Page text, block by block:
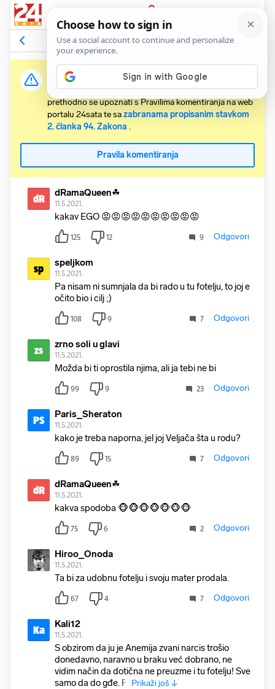
PRIJAVA
Komentari289 Relevantni
Važna obavijest:
Svaki korisnik koji želi komentirati članke obvezan je
prethodno se upoznati s Pravilima komentiranja na web
portalu 24sata te sazabranama propisanim stavkom
2. članka 94. Zakona .
Pravila komentiranja
dR dRamaQueen☘
11.5.2021.
kakav EGO 😡😡😡😡😡😡😡😡😡😡
125 12 9 Odgovori
sp speljkom
11.5.2021.
Pa nisam ni sumnjala da bi rado u tu fotelju, to joj e
očito bio i cilj ;)
108 9 7 Odgovori
zs zrno soli u glavi
11.5.2021.
Možda bi ti oprostila njima, ali ja tebi ne bi
99 9 23 Odgovori
PS Paris_Sheraton
11.5.2021.
kako je treba naporna, jel joj Veljača šta u rodu?
89 15 7 Odgovori
dR dRamaQueen☘
11.5.2021.
kakva spodoba 🐵🐵🐵🐵🐵🐵🐵
75 6 2 Odgovori
Hiroo_Onoda
11.5.2021.
Ta bi za udobnu fotelju i svoju mater prodala.
67 4 7 Odgovori
Ka Kali12
11.5.2021.
S obzirom da ju je Anemija zvani narcis trošio
donedavno, naravno u braku već dobrano, ne
vidim način da dotična ne preuzme i tu fotelju! Sve
samo da do gđe. Pl Prikaži još ↓